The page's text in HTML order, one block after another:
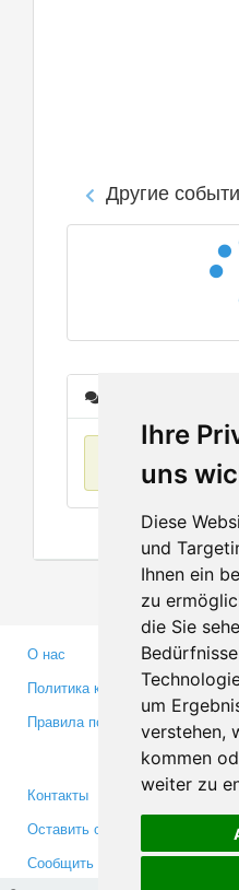
Ihre
uns
Diese
und
Ihnen ein
zu
die Sie
um
verstehen,
kommen
weiter zu
Другие
О нас
Политика конфиденциальности
Правила пользования
Контакты
Оставить отзыв
Сообщить об ошибке